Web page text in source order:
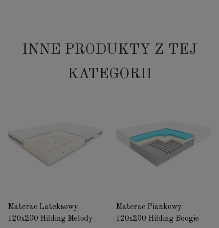
INNE PRODUKTY Z TEJ
KATEGORII
Materac Lateksowy
120x200 Hilding Melody
Materac Piankowy
120x200 Hilding Boogie